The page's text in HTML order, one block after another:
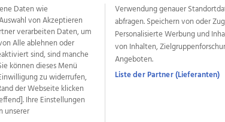
Angebote des Medienhauses Wimmer
Radio OÖNachrichten OÖN Immobilien OÖN
Regionaljobs
wasistlos.at wirtrauern.at
Daten wie
von Akzeptieren
verarbeiten Daten, um
Alle ablehnen oder
sind, sind manche
können dieses Menü
zu widerrufen,
der Webseite klicken
Ihre Einstellungen
unserer
Verwendung genauer
abfragen. Speichern von oder
Personalisierte Werbung und
von Inhalten,
Angeboten.
Liste der Partner (Lieferanten)